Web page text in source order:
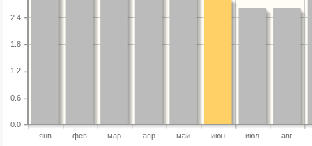
янв фев мар апр май июн июл авг
0.0
0.6
1.2
1.8
2.4